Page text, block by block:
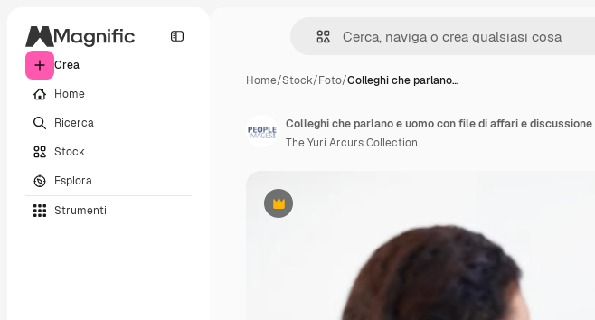
Crea
Home
Ricerca
Stock
Esplora
Strumenti
Home/Stock/Foto/Colleghi che parlano…
Premium
The Yuri Arcurs Collection